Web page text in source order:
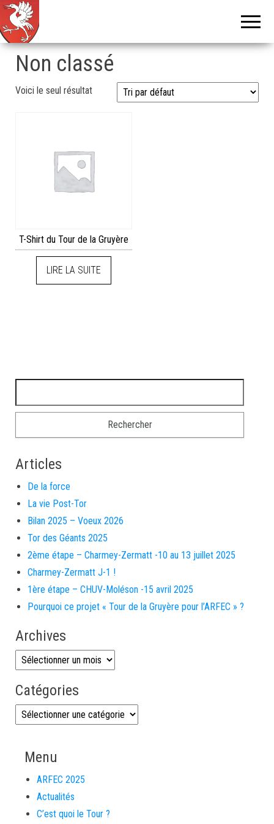
Gruyère
Non classé
Voici le seul résultat
T-Shirt du Tour de la Gruyère
LIRE LA SUITE
Articles
De la force
La vie Post-Tor
Bilan 2025 – Voeux 2026
Tor des Géants 2025
2ème étape – Charmey-Zermatt -10 au 13 juillet 2025
Charmey-Zermatt J-1 !
1ère étape – CHUV-Moléson -15 avril 2025
Pourquoi ce projet « Tour de la Gruyère pour l’ARFEC » ?
Archives
Archives
Catégories
Catégories
Menu
ARFEC 2025
Actualités
C’est quoi le Tour ?